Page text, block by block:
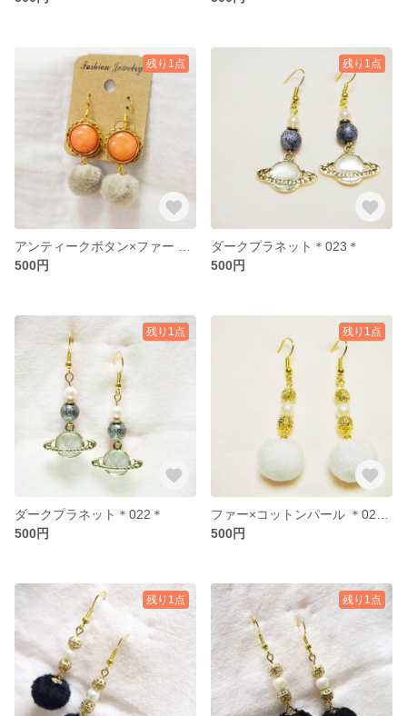
残り1点
500円
残り1点
ダークプラネット＊023＊
500円
残り1点
ダークプラネット＊022＊
500円
残り1点
500円
残り1点 残り1点